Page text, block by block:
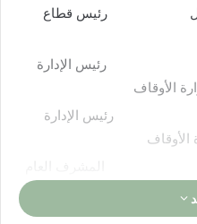
الشال رئيس قطاع
رئيس الإدارة
الأوقاف
رئيس الإدارة
الأوقاف
الآثار
مدير عام آثار